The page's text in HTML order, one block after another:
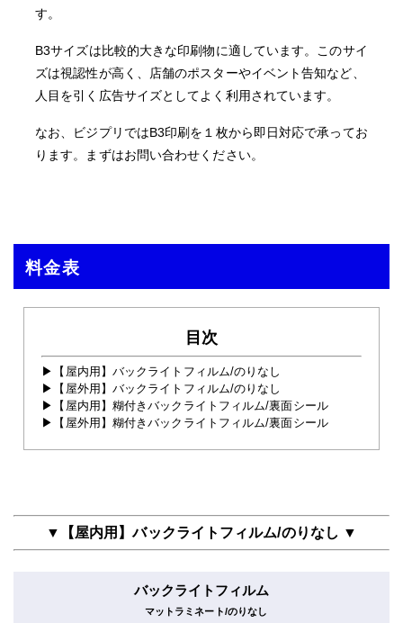
す。
B3サイズは比較的大きな印刷物に適しています。このサイ
ズは視認性が高く、店舗のポスターやイベント告知など、
人目を引く広告サイズとしてよく利用されています。
なお、ビジプリではB3印刷を１枚から即日対応で承ってお
ります。まずはお問い合わせください。
料金表
目次
【屋内用】バックライトフィルム/のりなし
【屋外用】バックライトフィルム/のりなし
【屋内用】糊付きバックライトフィルム/裏面シール
【屋外用】糊付きバックライトフィルム/裏面シール
▼【屋内用】バックライトフィルム/のりなし ▼
バックライトフィルム
マットラミネート/のりなし